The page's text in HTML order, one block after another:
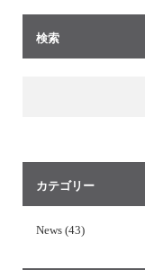
検索
カテゴリー
News (43)